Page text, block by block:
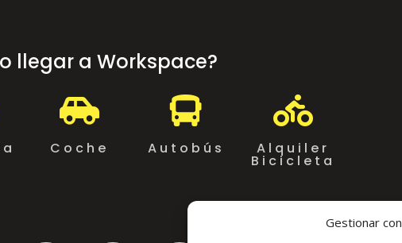
Gestionar
llegar a Workspace?

Coche

Autobús

Alquiler
Bicicleta